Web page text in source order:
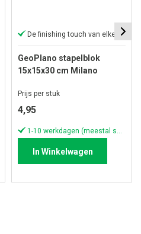
De finishing touch van elke tuin
GeoPlano stapelblok
15x15x30 cm Milano
Prijs per stuk
4,95
In Winkelwagen